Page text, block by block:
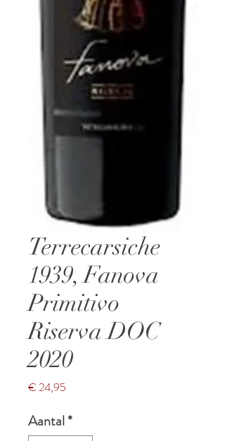
Terrecarsiche
1939, Fanova
Primitivo
Riserva DOC
2020
€ 24,95
Aantal*